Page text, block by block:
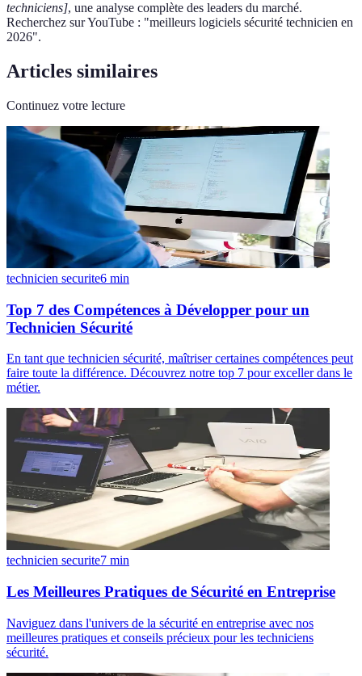
techniciens], une analyse complète des leaders du marché.
Recherchez sur YouTube : "meilleurs logiciels sécurité technicien en
2026".
Articles similaires
Continuez votre lecture
technicien securite6 min
Top 7 des Compétences à Développer pour un
Technicien Sécurité
En tant que technicien sécurité, maîtriser certaines compétences peut
faire toute la différence. Découvrez notre top 7 pour exceller dans le
métier.
technicien securite7 min
Les Meilleures Pratiques de Sécurité en Entreprise
Naviguez dans l'univers de la sécurité en entreprise avec nos
meilleures pratiques et conseils précieux pour les techniciens
sécurité.